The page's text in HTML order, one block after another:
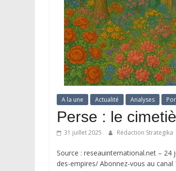
A la une Actualité Analyses
Perse : le
31 juillet 2025 Rédaction Strategika
Source : reseauinternational.net –
des-empires/ Abonnez-vous au